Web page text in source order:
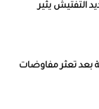
التفتيش يثير
تعثر مفاوضات